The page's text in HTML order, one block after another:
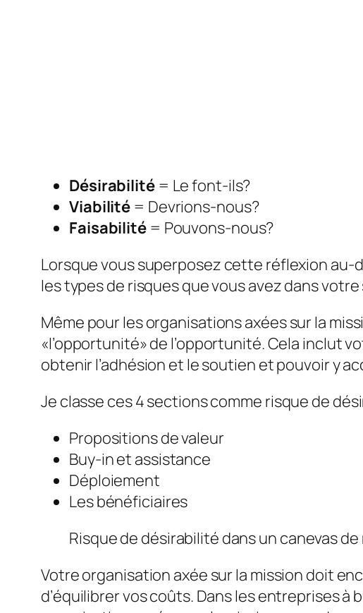
Désirabilité= Le font-ils?
Viabilité = Devrions-nous?
Faisabilité= Pouvons-nous?
Lorsque vous superposez cette réflexion au-
les types de risques que vous avez dans
Même pour les organisations axées sur la
«l’opportunité» de l’opportunité. Cela inclut
obtenir l’adhésion et le soutien et pouvoir y
Je classe ces 4 sections comme risque de
Propositions de valeur
Buy-in et assistance
Déploiement
Les bénéficiaires
Risque de désirabilité dans un canevas
Votre organisation axée sur la mission doit
d’équilibrer vos coûts. Dans les entreprises